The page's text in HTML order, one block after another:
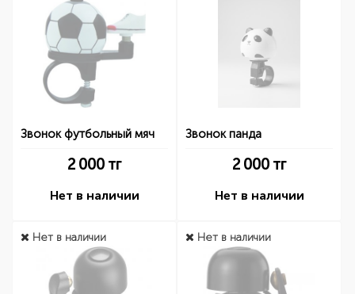
Звонок футбольный мяч
2 000 тг
Нет в наличии
Звонок панда
2 000 тг
Нет в наличии
Нет в наличии Нет в наличии